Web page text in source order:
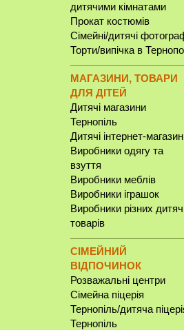
дитячими кімнатами
Прокат костюмів
Сімейні/дитячі
Торти/випічка в
МАГАЗИНИ, ТОВАРИ
ДЛЯ ДІТЕЙ
Дитячі магазини
Тернопіль
Дитячі інтернет-
Виробники одягу та
взуття
Виробники меблів
Виробники іграшок
Виробники різних
товарів
СІМЕЙНИЙ
ВІДПОЧИНОК
Розважальні центри
Сімейна піцерія
Тернопіль/дитяча
Тернопіль